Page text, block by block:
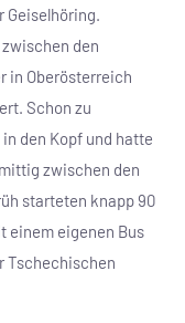
Geiselhöring.
den
in Oberösterreich
Schon zu
den Kopf und hatte
zwischen den
starteten knapp 90
einem eigenen Bus
Tschechischen